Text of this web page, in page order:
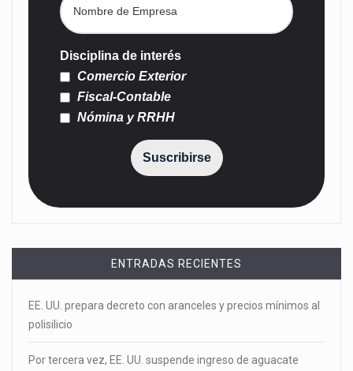
Disciplina de interés
Comercio Exterior
Fiscal-Contable
Nómina y RRHH
Suscribirse
ENTRADAS RECIENTES
EE. UU. prepara decreto con aranceles y precios mínimos al
polisilicio
Por tercera vez, EE. UU. suspende ingreso de aguacate